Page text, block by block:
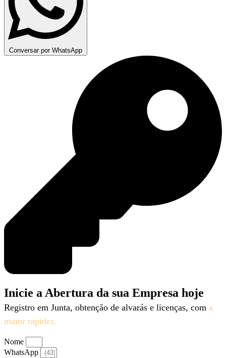
Conversar por WhatsApp
Inicie a Abertura da sua Empresa hoje
Registro em Junta, obtenção de alvarás e licenças, com a
maior rapidez.
Nome
WhatsApp